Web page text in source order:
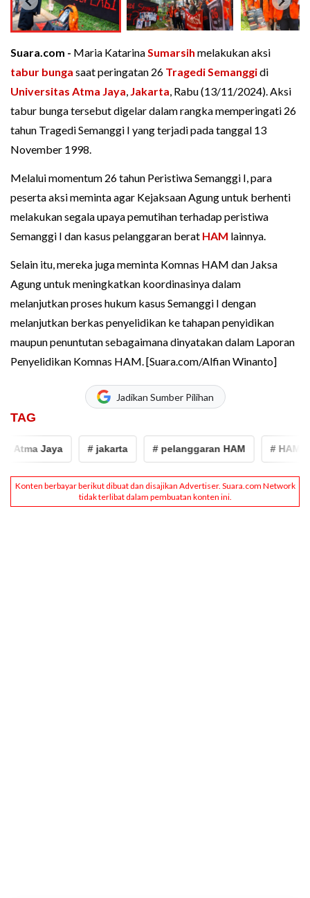
Suara.com - Maria KatarinaSumarsih melakukan aksi
tabur bunga saat peringatan 26 Tragedi Semanggidi
Universitas Atma Jaya, Jakarta, Rabu (13/11/2024). Aksi
tabur bunga tersebut digelar dalam rangka memperingati 26
tahun Tragedi Semanggi I yang terjadi pada tanggal 13
November 1998.
Melalui momentum 26 tahun Peristiwa Semanggi I, para
peserta aksi meminta agar Kejaksaan Agung untuk berhenti
melakukan segala upaya pemutihan terhadap peristiwa
Semanggi I dan kasus pelanggaran berat HAM lainnya.
Selain itu, mereka juga meminta Komnas HAM dan Jaksa
Agung untuk meningkatkan koordinasinya dalam
melanjutkan proses hukum kasus Semanggi I dengan
melanjutkan berkas penyelidikan ke tahapan penyidikan
maupun penuntutan sebagaimana dinyatakan dalam Laporan
Penyelidikan Komnas HAM. [Suara.com/Alfian Winanto]
Jadikan Sumber Pilihan
TAG
Jaya # jakarta # pelanggaran HAM # HAM